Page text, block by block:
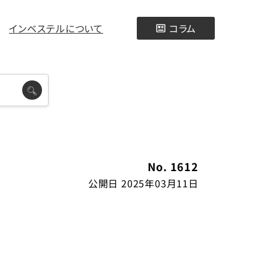
インベステルについて コラム
No. 1612
公開日 2025年03月11日